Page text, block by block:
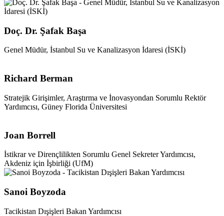
Doç. Dr. Şafak Başa
Genel Müdür, İstanbul Su ve Kanalizasyon İdaresi (İSKİ)
Richard Berman
Stratejik Girişimler, Araştırma ve İnovasyondan Sorumlu Rektör
Yardımcısı, Güney Florida Üniversitesi
Joan Borrell
İstikrar ve Dirençlilikten Sorumlu Genel Sekreter Yardımcısı,
Akdeniz için İşbirliği (UfM)
Sanoi Boyzoda
Tacikistan Dışişleri Bakan Yardımcısı